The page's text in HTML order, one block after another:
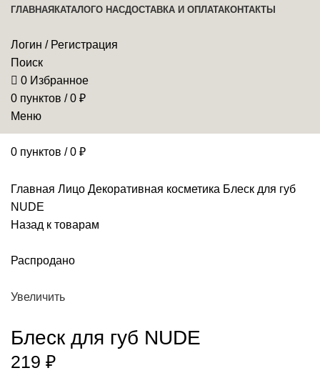
ГЛАВНАЯ КАТАЛОГО НАСДОСТАВКА И ОПЛАТАКОНТАКТЫ
Логин / Регистрация
Поиск
0 Избранное
0 пунктов / 0 ₽
Меню
0 пунктов / 0 ₽
Главная Лицо Декоративная косметика Блеск для губ
NUDE
Назад к товарам
Распродано
Увеличить
Блеск для губ NUDE
219 ₽